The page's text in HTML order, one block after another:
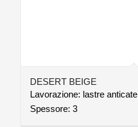
DESERT BEIGE
Lavorazione: lastre anticate
Spessore: 3